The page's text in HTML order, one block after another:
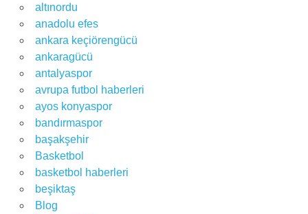
altınordu
anadolu efes
ankara keçiörengücü
ankaragücü
antalyaspor
avrupa futbol haberleri
ayos konyaspor
bandırmaspor
başakşehir
Basketbol
basketbol haberleri
beşiktaş
Blog